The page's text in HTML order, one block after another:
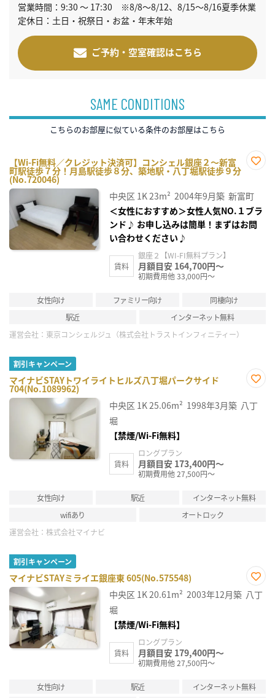
営業時間：9:30 ～ 17:30 ※8/8～8/12、8/15～8/16夏季休業
定休日：土日・祝祭日・お盆・年末年始
ご予約・空室確認はこちら
SAME CONDITIONS
こちらのお部屋に似ている条件のお部屋はこちら
【Wi-Fi無料／クレジット決済可】コンシェル銀座２～新富
町駅徒歩７分！月島駅徒歩８分、築地駅・八丁堀駅徒歩９分
(No.720046)
り登
録
中央区 1K23m² 2004年9月築 新富町
＜女性におすすめ＞女性人気NO.１ブラ
ンド♪ お申し込みは簡単！まずはお問
い合わせください♪
賃料
銀座２【WI-FI無料プラン】
月額目安 164,700円～
初期費用他 33,000円～
女性向け ファミリー向け
同棲向け
駅近
インターネット無料
運営会社： 東京コンシェルジュ（株式会社トラストインフィニティー）
割引キャンペーン
マイナビSTAYトワイライトヒルズ八丁堀パークサイド
704(No.1089962)
に入
り登
中央区 1K25.06m² 1998年3月築 八丁
堀
【禁煙/Wi-Fi無料】
賃料
ロングプラン
月額目安 173,400円～
初期費用他 27,500円～
女性向け 駅近
インターネット無料
wifiあり
オートロック
運営会社： 株式会社マイナビ
割引キャンペーン
マイナビSTAYミライエ銀座東 605(No.575548)
お気
に入
中央区 1K20.61m² 2003年12月築 八丁
堀
【禁煙/Wi-Fi無料】
賃料
ロングプラン
月額目安 179,400円～
初期費用他 27,500円～
女性向け 駅近
インターネット無料